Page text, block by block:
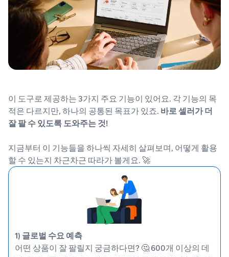
이 도구로 제공하는 3가지 주요 기능이 있어요. 각 기능의 목
적은 다르지만, 하나의 공통된 목표가 있죠. 바로 셀러가 더
잘 팔 수 있도록 도와주는 것!
지금부터 이 기능들을 하나씩 자세히 살펴보며, 어떻게 활용
할 수 있는지 차근차근 따라가 볼게요. 🚀
1) 글로벌 수요 예측
어떤 상품이 잘 팔릴지 궁금하다면? 🤔 600개 이상의 데